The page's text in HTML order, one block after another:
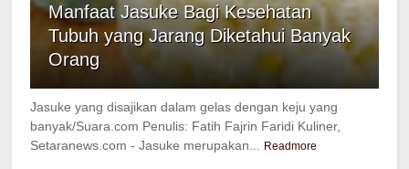
Manfaat Jasuke Bagi Kesehatan
Tubuh yang Jarang Diketahui Banyak
Orang
Jasuke yang disajikan dalam gelas dengan keju yang
banyak/Suara.com Penulis: Fatih Fajrin Faridi Kuliner,
Setaranews.com - Jasuke merupakan...
Readmore